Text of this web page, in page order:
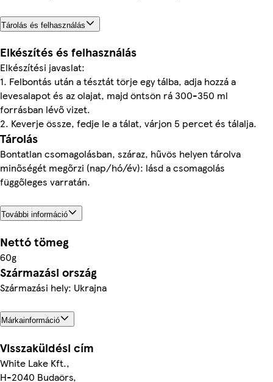
Tárolás és felhasználás
Elkészítés és felhasználás
Elkészítési javaslat:
1. Felbontás után a tésztát törje egy tálba, adja hozzá a
levesalapot és az olajat, majd öntsön rá 300-350 ml
forrásban lévő vizet.
2. Keverje össze, fedje le a tálat, várjon 5 percet és tálalja.
Tárolás
Bontatlan csomagolásban, száraz, hűvös helyen tárolva
minőségét megőrzi (nap/hó/év): lásd a csomagolás
függőleges varratán.
További információ
Nettó tömeg
60g
Származási ország
Származási hely: Ukrajna
Márkainformáció
Visszaküldési cím
White Lake Kft.,
H-2040 Budaörs,